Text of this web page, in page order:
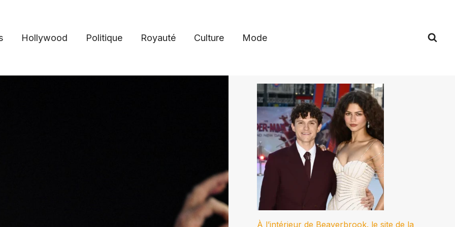
Hollywood Politique Royauté Culture Mode
À l’intérieur de Beaverbrook. le site de la